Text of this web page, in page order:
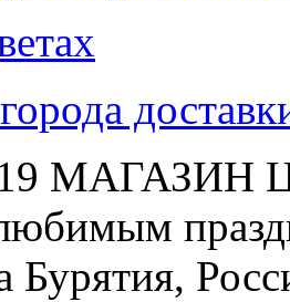
МАГАЗИН
Бурятия,